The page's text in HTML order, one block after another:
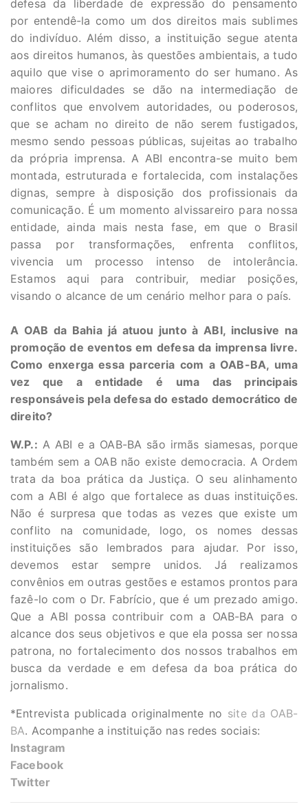
defesa da liberdade de expressão do pensamento
por entendê-la como um dos direitos mais sublimes
do indivíduo. Além disso, a instituição segue atenta
aos direitos humanos, às questões ambientais, a tudo
aquilo que vise o aprimoramento do ser humano. As
maiores dificuldades se dão na intermediação de
conflitos que envolvem autoridades, ou poderosos,
que se acham no direito de não serem fustigados,
mesmo sendo pessoas públicas, sujeitas ao trabalho
da própria imprensa. A ABI encontra-se muito bem
montada, estruturada e fortalecida, com instalações
dignas, sempre à disposição dos profissionais da
comunicação. É um momento alvissareiro para nossa
entidade, ainda mais nesta fase, em que o Brasil
passa por transformações, enfrenta conflitos,
vivencia um processo intenso de intolerância.
Estamos aqui para contribuir, mediar posições,
visando o alcance de um cenário melhor para o país.
A OAB da Bahia já atuou junto à ABI, inclusive na
promoção de eventos em defesa da imprensa livre.
Como enxerga essa parceria com a OAB-BA, uma
vez que a entidade é uma das principais
responsáveis pela defesa do estado democrático de
direito?
W.P.: A ABI e a OAB-BA são irmãs siamesas, porque
também sem a OAB não existe democracia. A Ordem
trata da boa prática da Justiça. O seu alinhamento
com a ABI é algo que fortalece as duas instituições.
Não é surpresa que todas as vezes que existe um
conflito na comunidade, logo, os nomes dessas
instituições são lembrados para ajudar. Por isso,
devemos estar sempre unidos. Já realizamos
convênios em outras gestões e estamos prontos para
fazê-lo com o Dr. Fabrício, que é um prezado amigo.
Que a ABI possa contribuir com a OAB-BA para o
alcance dos seus objetivos e que ela possa ser nossa
patrona, no fortalecimento dos nossos trabalhos em
busca da verdade e em defesa da boa prática do
jornalismo.
*Entrevista publicada originalmente no site da OAB-
BA. Acompanhe a instituição nas redes sociais:
Instagram
Facebook
Twitter